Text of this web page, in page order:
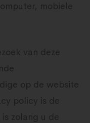
mobiele
van deze
op de website
policy is de
zolang u de